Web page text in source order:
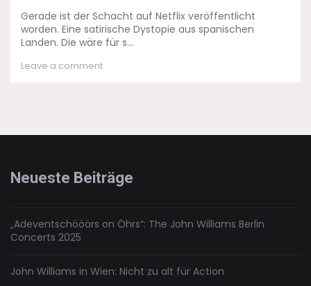
Gerade ist der Schacht auf Netflix veröffentlicht
worden. Eine satirische Dystopie aus spanischen
Landen. Die wäre für s...
Leave a commenton
Neueste Beiträge
„Adeventschööörs on Öhrs“: The John Williams Berlin
Concerts 2025
John Williams in Wien: Nicht zu alt für Action